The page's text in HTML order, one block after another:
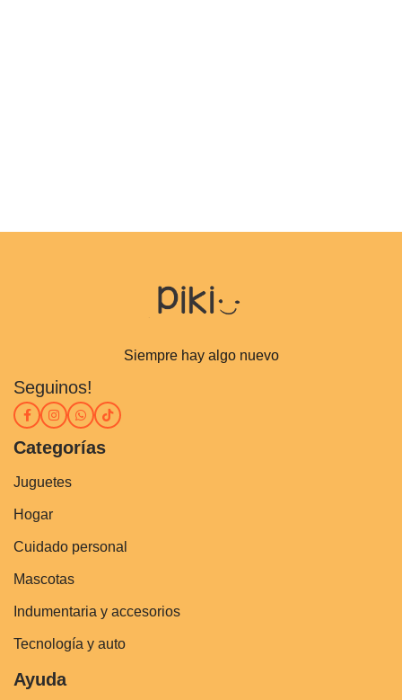
Siempre hay algo nuevo
Seguinos!
Categorías
Juguetes
Hogar
Cuidado personal
Mascotas
Indumentaria y accesorios
Tecnología y auto
Ayuda